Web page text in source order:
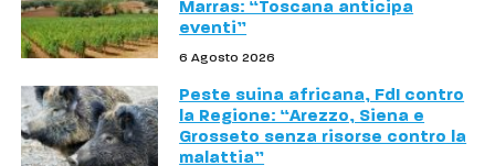
Marras: “Toscana anticipa
eventi”
6 Agosto 2026
Peste suina africana, FdI contro
la Regione: “Arezzo, Siena e
Grosseto senza risorse contro la
malattia”